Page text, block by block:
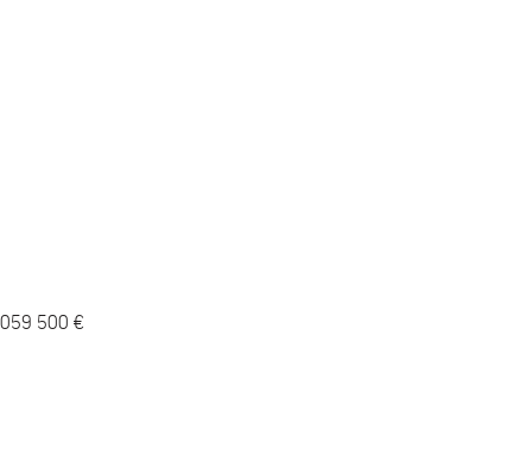
059 500 €